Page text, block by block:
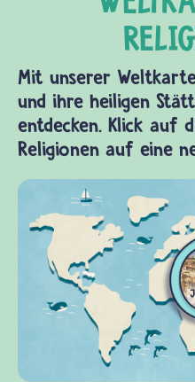
Mit unserer
und ihre heiligen
entdecken. Klick auf
Religionen auf eine